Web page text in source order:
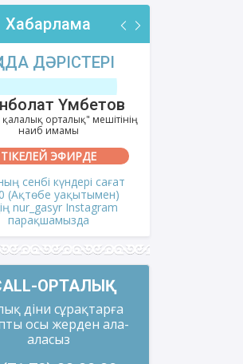
Хабарлама
ДӘРІСТЕРІ
Үмбетов
орталық" мешітінің
наиб имамы
ТІКЕЛЕЙ ЭФИРДЕ
сенбі күндері сағат
(Ақтөбе уақытымен)
nur_gasyr Instagram
парақшамызда
ОРТАЛЫҚ
діни сұрақтарға
осы жерден ала-
аласыз